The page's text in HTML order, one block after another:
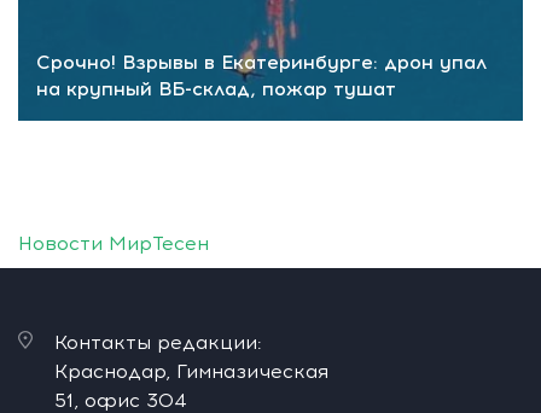
Срочно! Взрывы в Екатеринбурге: дрон упал
на крупный ВБ-склад, пожар тушат
Новости МирТесен
Контакты редакции:
Краснодар, Гимназическая
51, офис 304